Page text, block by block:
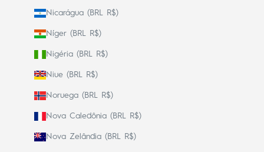
Nicarágua (BRL R$)
Níger (BRL R$)
Nigéria (BRL R$)
Niue (BRL R$)
Noruega (BRL R$)
Nova Caledônia (BRL R$)
Nova Zelândia (BRL R$)